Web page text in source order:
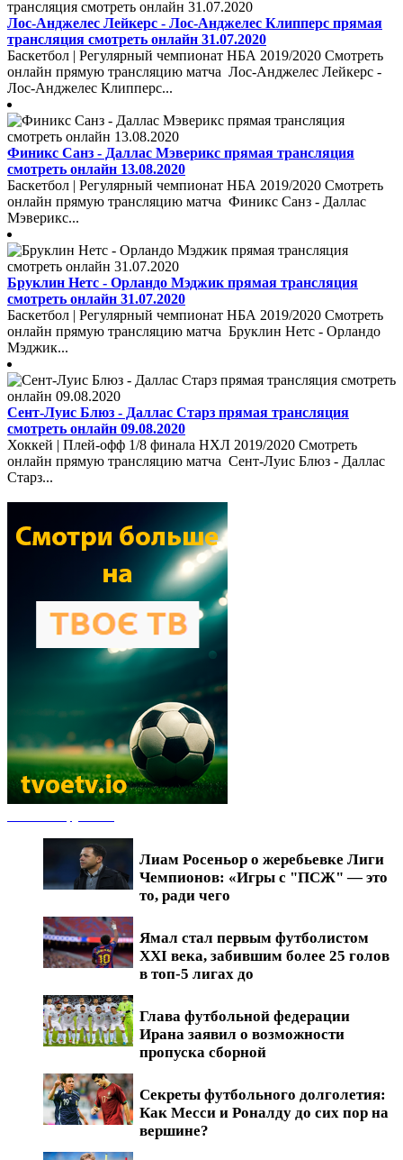
Лос-Анджелес Лейкерс - Лос-Анджелес Клипперс прямая
трансляция смотреть онлайн 31.07.2020
Баскетбол | Регулярный чемпионат НБА 2019/2020 Смотреть
онлайн прямую трансляцию матча Лос-Анджелес Лейкерс -
Лос-Анджелес Клипперс...
Финикс Санз - Даллас Мэверикс прямая трансляция
смотреть онлайн 13.08.2020
Баскетбол | Регулярный чемпионат НБА 2019/2020 Смотреть
онлайн прямую трансляцию матча Финикс Санз - Даллас
Мэверикс...
Бруклин Нетс - Орландо Мэджик прямая трансляция
смотреть онлайн 31.07.2020
Баскетбол | Регулярный чемпионат НБА 2019/2020 Смотреть
онлайн прямую трансляцию матча Бруклин Нетс - Орландо
Мэджик...
Сент-Луис Блюз - Даллас Старз прямая трансляция
смотреть онлайн 09.08.2020
Хоккей | Плей-офф 1/8 финала НХЛ 2019/2020 Смотреть
онлайн прямую трансляцию матча Сент-Луис Блюз - Даллас
Старз...
Лиам Росеньор о жеребьевке Лиги
Чемпионов: «Игры с "ПСЖ" — это
то, ради чего
Ямал стал первым футболистом
XXI века, забившим более 25 голов
в топ-5 лигах до
Глава футбольной федерации
Ирана заявил о возможности
пропуска сборной
Секреты футбольного долголетия:
Как Месси и Роналду до сих пор на
вершине?